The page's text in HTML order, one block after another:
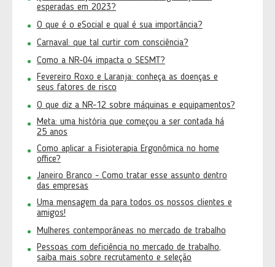
esperadas em 2023?
O que é o eSocial e qual é sua importância?
Carnaval: que tal curtir com consciência?
Como a NR-04 impacta o SESMT?
Fevereiro Roxo e Laranja: conheça as doenças e
seus fatores de risco
O que diz a NR-12 sobre máquinas e equipamentos?
Meta: uma história que começou a ser contada há
25 anos
Como aplicar a Fisioterapia Ergonômica no home
office?
Janeiro Branco - Como tratar esse assunto dentro
das empresas
Uma mensagem da para todos os nossos clientes e
amigos!
Mulheres contemporâneas no mercado de trabalho
Pessoas com deficiência no mercado de trabalho,
saiba mais sobre recrutamento e seleção